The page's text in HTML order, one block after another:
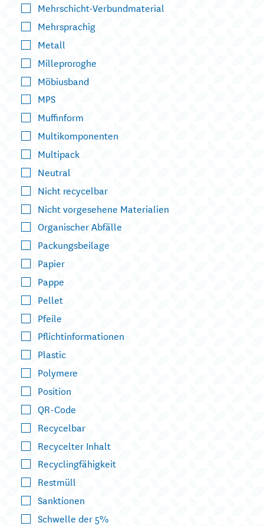
Mehrschicht-Verbundmaterial
Mehrsprachig
Metall
Milleproroghe
Möbiusband
MPS
Muffinform
Multikomponenten
Multipack
Neutral
Nicht recycelbar
Nicht vorgesehene Materialien
Organischer Abfälle
Packungsbeilage
Papier
Pappe
Pellet
Pfeile
Pflichtinformationen
Plastic
Polymere
Position
QR-Code
Recycelbar
Recycelter Inhalt
Recyclingfähigkeit
Restmüll
Sanktionen
Schwelle der 5%